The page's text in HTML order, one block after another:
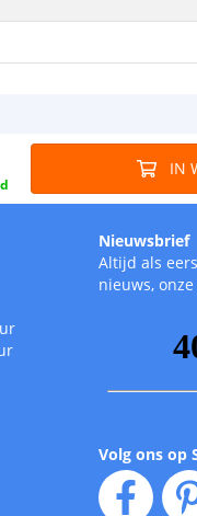
IN
Nieuwsbrief
Altijd als
nieuws,
Volg ons op